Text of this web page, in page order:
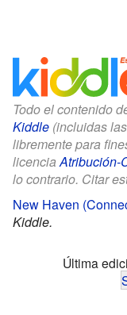
Todo el contenido
Kiddle (incluidas
libremente para
licenciaAtribución-
lo contrario. Citar
New Haven
Kiddle.
Última